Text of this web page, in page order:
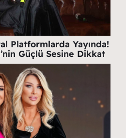
Platformlarda Yayında!
Güçlü Sesine Dikkat